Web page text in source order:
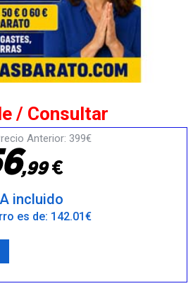
/ Consultar
Anterior: 399€
6,99€
incluido
es de: 142.01€